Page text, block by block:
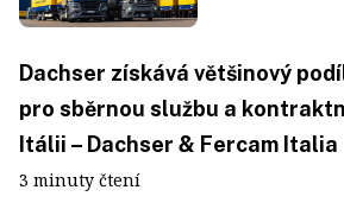
Dachser získává většinový
pro sběrnou službu a
Itálii – Dachser & Fercam Italia
3 minuty čtení